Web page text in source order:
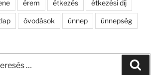
érem étkezés étkezési díj
óvodások ünnep ünnepség